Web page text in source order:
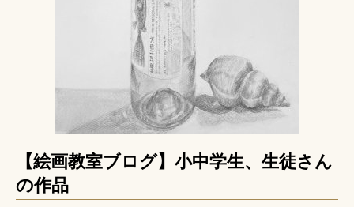
【絵画教室ブログ】小中学生、生徒さん
の作品